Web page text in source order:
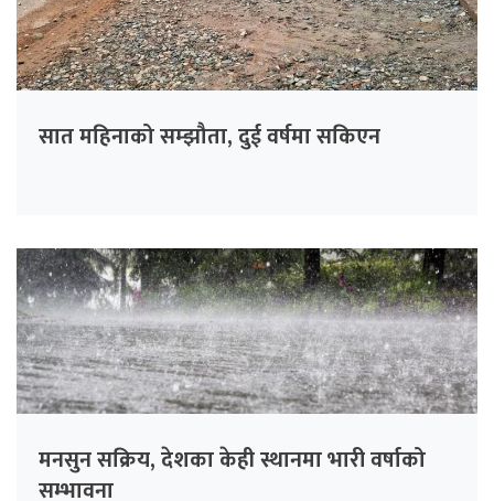
सात महिनाको सम्झौता, दुई वर्षमा सकिएन
मनसुन सक्रिय, देशका केही स्थानमा भारी वर्षाको
सम्भावना